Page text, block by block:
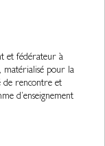
et fédérateur à
matérialisé pour la
de rencontre et
d’enseignement